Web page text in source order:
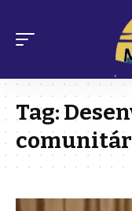
Tag: